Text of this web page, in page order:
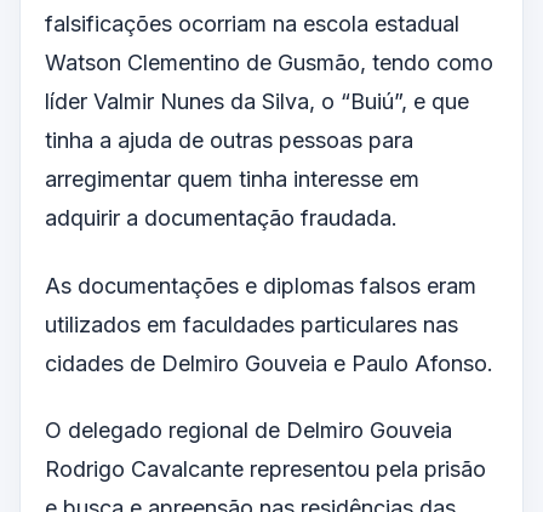
falsificações ocorriam na escola estadual
Watson Clementino de Gusmão, tendo como
líder Valmir Nunes da Silva, o “Buiú”, e que
tinha a ajuda de outras pessoas para
arregimentar quem tinha interesse em
adquirir a documentação fraudada.
As documentações e diplomas falsos eram
utilizados em faculdades particulares nas
cidades de Delmiro Gouveia e Paulo Afonso.
O delegado regional de Delmiro Gouveia
Rodrigo Cavalcante representou pela prisão